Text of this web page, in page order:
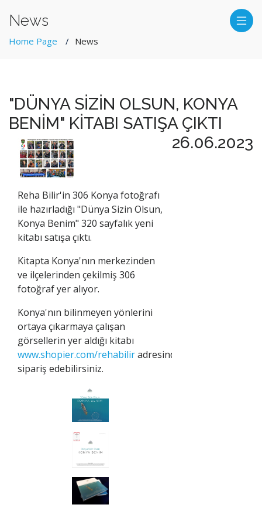
News
Home Page News
"DÜNYA SİZİN OLSUN, KONYA
BENİM" KİTABI SATIŞA ÇIKTI
26.06.2023
Reha Bilir'in 306 Konya fotoğrafı
ile hazırladığı "Dünya Sizin Olsun,
Konya Benim" 320 sayfalık yeni
kitabı satışa çıktı.
Kitapta Konya'nın merkezinden
ve ilçelerinden çekilmiş 306
fotoğraf yer alıyor.
Konya'nın bilinmeyen yönlerini
ortaya çıkarmaya çalışan
görsellerin yer aldığı kitabı
www.shopier.com/rehabiliradresinden
sipariş edebilirsiniz.